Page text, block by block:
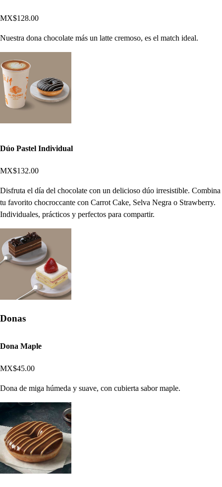
MX$128.00
Nuestra dona chocolate más un latte cremoso, es el match ideal.
Dúo Pastel Individual
MX$132.00
Disfruta el día del chocolate con un delicioso dúo irresistible. Combina
tu favorito chocroccante con Carrot Cake, Selva Negra o Strawberry.
Individuales, prácticos y perfectos para compartir.
Donas
Dona Maple
MX$45.00
Dona de miga húmeda y suave, con cubierta sabor maple.